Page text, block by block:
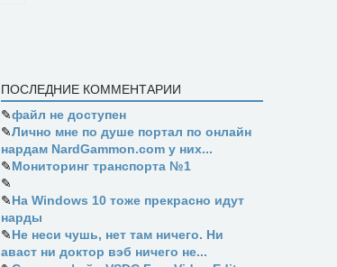
ПОСЛЕДНИЕ КОММЕНТАРИИ
✎файл не доступен
✎Лично мне по душе портал по онлайн
нардам NardGammon.com у них...
✎Мониторинг транспорта №1
✎
✎На Windows 10 тоже прекрасно идут
нарды
✎Не неси чушь, нет там ничего. Ни
аваст ни доктор вэб ничего не...